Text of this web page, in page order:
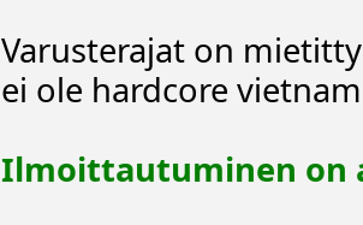
Varusterajat on
ei ole hardcore
Ilmoittautuminen on